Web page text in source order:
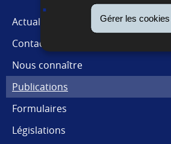
Gérer les cookies
Actualités
Contact presse
Nous connaître
Publications
Formulaires
Législations